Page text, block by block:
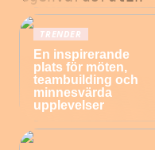
TRENDER
En inspirerande
plats för möten,
teambuilding och
minnesvärda
upplevelser